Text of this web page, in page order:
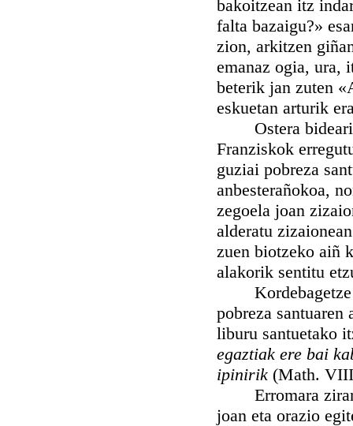
bakoitzean itz
falta bazaigu?»
zion, arkitzen
emanaz ogia, ura,
beterik jan zuten
eskuetan arturik
Ostera bideari
Franziskok
guziai pobreza
anbesterañokoa,
zegoela joan
alderatu
zuen biotzeko aiñ
alakorik sentitu
Kordebagetze
pobreza santuaren
liburu santuetako
egaztiak ere bai
ipinirik (Math.
Erromara
joan eta orazio